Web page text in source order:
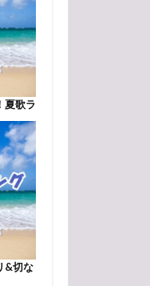
夏歌ラ
&切な